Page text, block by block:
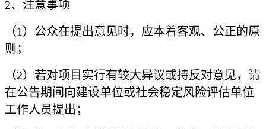
2、注意事项
（1 ）公众在提出意见时，应本着客观、公正的原
则；
（2）若对项目实行有较大异议或持反对意见，请
在公告期间向建设单位或社会稳定风险评估单位
工作人员提出；